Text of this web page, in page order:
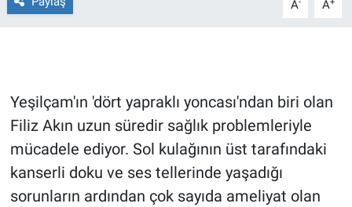
A A
Yeşilçam'ın 'dört yapraklı yoncası'ndan biri olan
Filiz Akın uzun süredir sağlık problemleriyle
mücadele ediyor. Sol kulağının üst tarafındaki
kanserli doku ve ses tellerinde yaşadığı
sorunların ardından çok sayıda ameliyat olan
Gün Bitiyor
Gün Ortası
Gündem Özel